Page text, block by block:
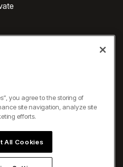
you agree to the storing of
site navigation, analyze site
efforts.
All Cookies